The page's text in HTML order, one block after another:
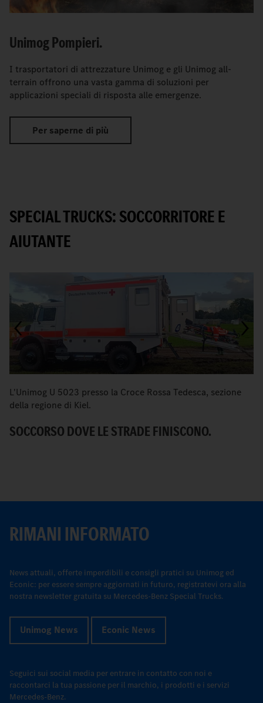
Unimog Pompieri.
I trasportatori di attrezzature Unimog e gli Unimog all-
terrain offrono una vasta gamma di soluzioni per
applicazioni speciali di risposta alle emergenze.
Per saperne di più
SPECIAL TRUCKS: SOCCORRITORE E
AIUTANTE
L'Unimog U 5023 presso la Croce Rossa Tedesca, sezione
della regione di Kiel.
SOCCORSO DOVE LE STRADE FINISCONO.
RIMANI INFORMATO
News attuali, offerte imperdibili e consigli pratici su Unimog ed
Econic: per essere sempre aggiornati in futuro, registratevi ora alla
nostra newsletter gratuita su Mercedes-Benz Special Trucks.
Unimog News Econic News
Seguici sui social media per entrare in contatto con noi e
raccontarci la tua passione per il marchio, i prodotti e i servizi
Mercedes-Benz.